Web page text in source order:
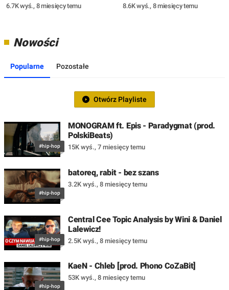
6.7K wyś., 8 miesięcy temu 8.6K wyś., 8 miesięcy temu
Nowości
Popularne Pozostałe
Otwórz Playliste
#hip-hop
MONOGRAM ft. Epis - Paradygmat (prod.
PolskiBeats)
15K wyś., 7 miesięcy temu
#hip-hop
batoreq, rabit - bez szans
3.2K wyś., 8 miesięcy temu
#hip-hop
Central Cee Topic Analysis by Wini & Daniel
Lalewicz!
2.5K wyś., 8 miesięcy temu
#hip-hop
KaeN - Chleb [prod. Phono CoZaBit]
53K wyś., 8 miesięcy temu